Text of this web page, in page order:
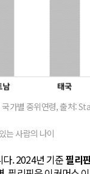
국가별 중위연령, 출처:
는 사람의 나이
. 2024년 기준필리